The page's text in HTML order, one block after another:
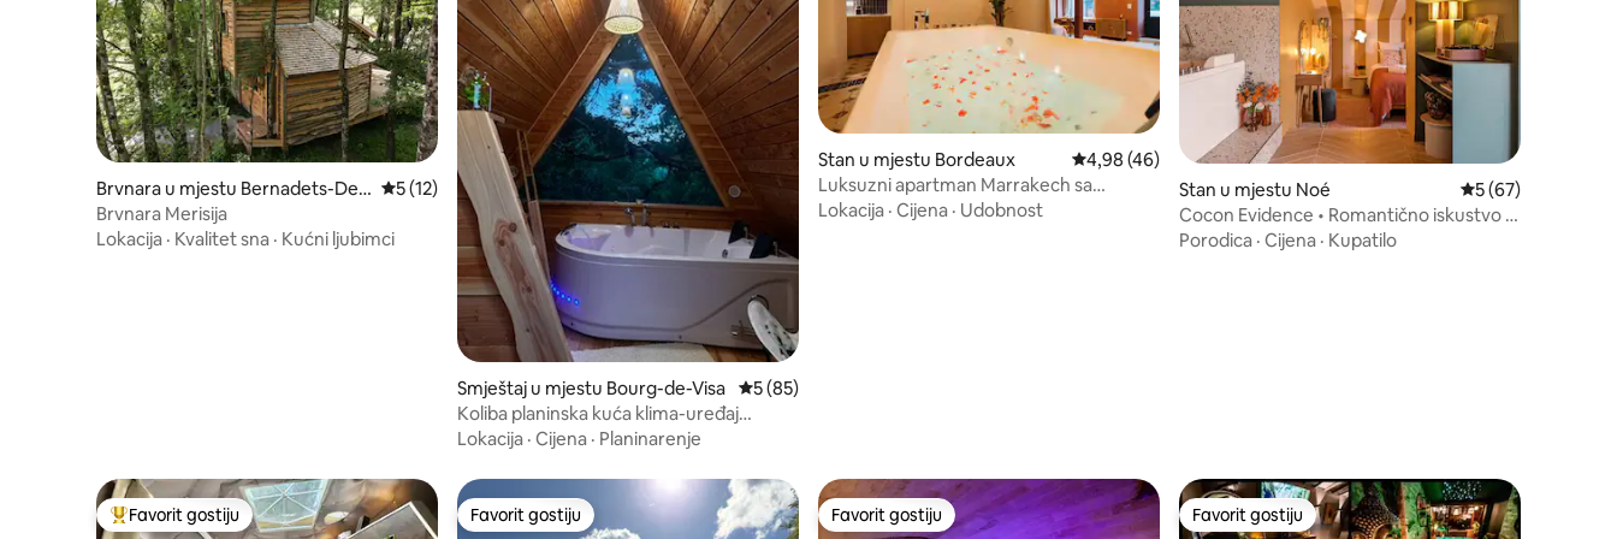
Brvnara u mjestu Bernadets-Des
sus
prosječna ocjena 5 od 5, recenzija: 12
5 (12)
Brvnara Merisija
Lokacija · Kvalitet sna · Kućni ljubimci
Smještaj u mjestu Bourg-de-Visa prosječna ocjena 5 od 5, recenzija: 85
5 (85)
Koliba planinska kuća klima-uređaj
udobnost intimnost priroda spa
Lokacija · Cijena · Planinarenje
Stan u mjestu Bordeaux prosječna ocjena 4,98 od 5, recenzija: 46
4,98 (46)
Luksuzni apartman Marrakech sa
đakuzijem i stolom za masažu
Lokacija · Cijena · Udobnost
Stan u mjestu Noé prosječna ocjena
5 (67)
Cocon Evidence • Romantično iskustvo •
Terasa
Porodica · Cijena · Kupatilo
Glavni favorit gostiju
Favorit gostiju Favorit gostiju
Favorit gostiju Favorit gostiju
Favorit gostiju Favorit gostiju
Favorit gostiju